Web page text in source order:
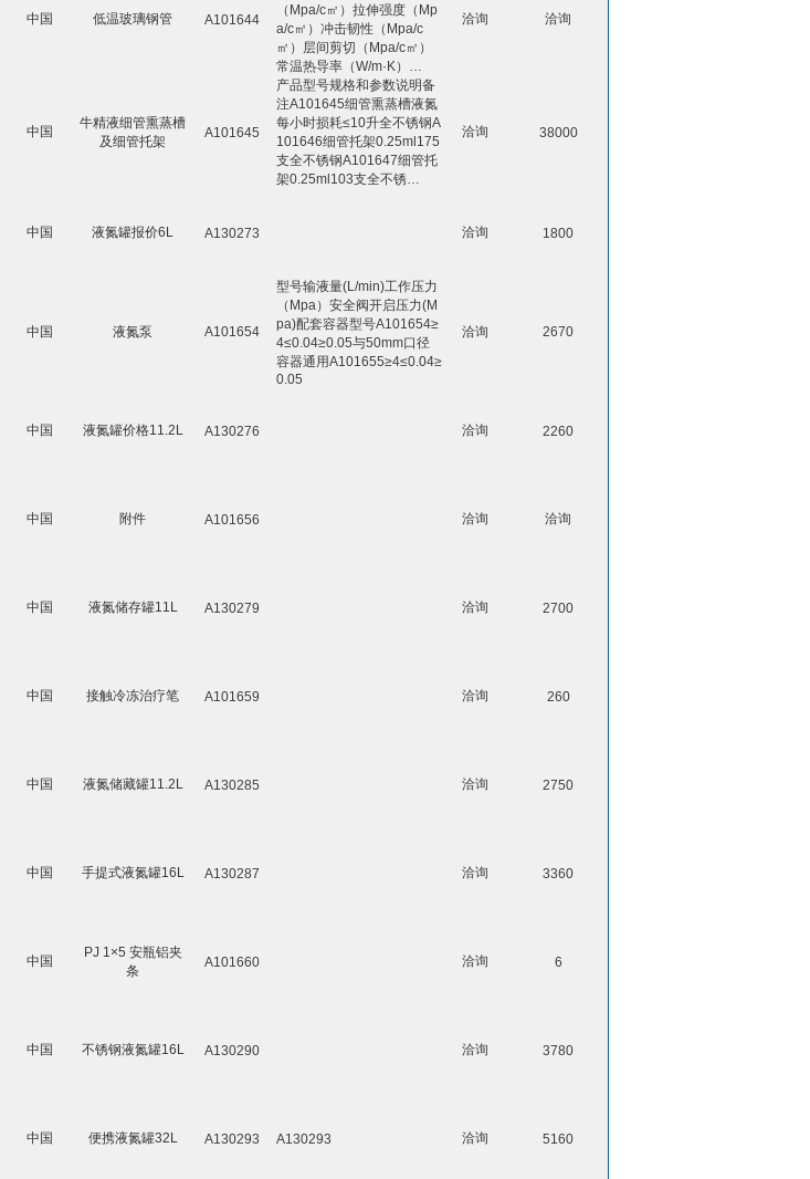
中国 低温玻璃钢管 A101644
（Mpa/c㎡）拉伸强度（Mp
a/c㎡）冲击韧性（Mpa/c
㎡）层间剪切（Mpa/c㎡）
常温热导率（W/m·K）…
洽询 洽询
中国
牛精液细管熏蒸槽
及细管托架
A101645
产品型号规格和参数说明备
注A101645细管熏蒸槽液氮
每小时损耗≤10升全不锈钢A
101646细管托架0.25ml175
支全不锈钢A101647细管托
架0.25ml103支全不锈…
洽询 38000
中国 液氮罐报价6L A130273 洽询 1800
中国 液氮泵 A101654
型号输液量(L/min)工作压力
（Mpa）安全阀开启压力(M
pa)配套容器型号A101654≥
4≤0.04≥0.05与50mm口径
容器通用A101655≥4≤0.04≥
0.05
洽询 2670
中国 液氮罐价格11.2L A130276 洽询 2260
中国 附件 A101656 洽询 洽询
中国 液氮储存罐11L A130279 洽询 2700
中国 接触冷冻治疗笔 A101659 洽询 260
中国 液氮储藏罐11.2L A130285 洽询 2750
中国 手提式液氮罐16L A130287 洽询 3360
中国
PJ 1×5 安瓶铝夹
条
A101660 洽询 6
中国 不锈钢液氮罐16L A130290 洽询 3780
中国 便携液氮罐32L A130293 A130293 洽询 5160